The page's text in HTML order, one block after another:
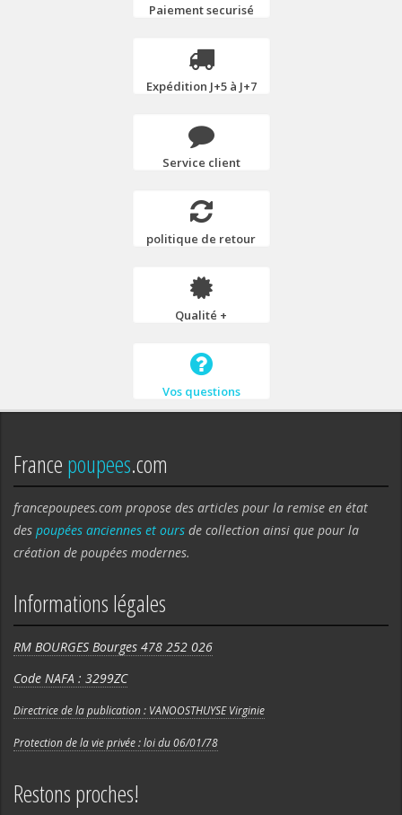
Paiement securisé
Expédition J+5 à J+7
Service client
politique de retour
Qualité +
Vos questions
Francepoupees.com
francepoupees.com propose des articles pour la remise en état
des poupées anciennes et ours de collection ainsi que pour la
création de poupées modernes.
Informations légales
RM BOURGES Bourges 478 252 026
Code NAFA : 3299ZC
Directrice de la publication : VANOOSTHUYSE Virginie
Protection de la vie privée : loi du 06/01/78
Restons proches!